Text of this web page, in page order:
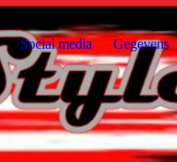
Social media Gegevens